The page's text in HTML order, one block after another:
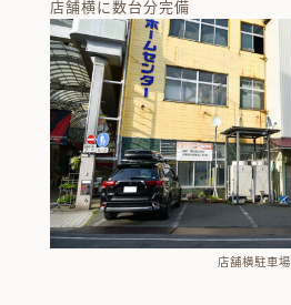
店舗横に数台分完備
店舗横駐車場